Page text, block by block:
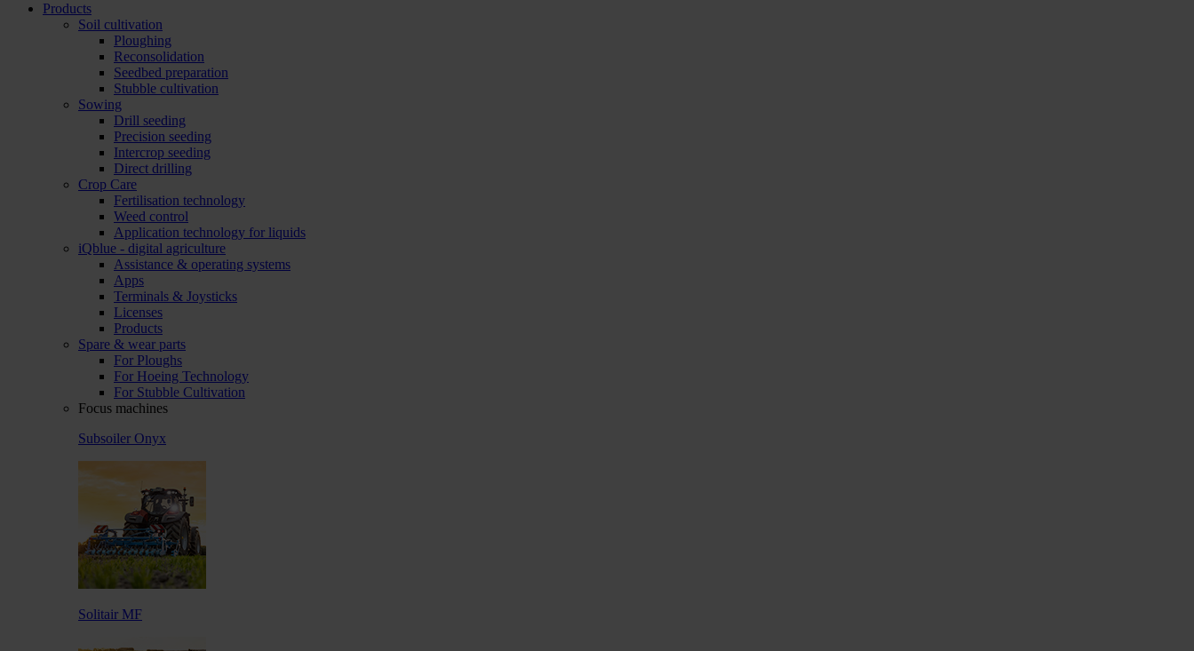
Products
Soil cultivation
Ploughing
Reconsolidation
Seedbed preparation
Stubble cultivation
Sowing
Drill seeding
Precision seeding
Intercrop seeding
Direct drilling
Crop Care
Fertilisation technology
Weed control
Application technology for liquids
iQblue - digital agriculture
Assistance & operating systems
Apps
Terminals & Joysticks
Licenses
Products
Spare & wear parts
For Ploughs
For Hoeing Technology
For Stubble Cultivation
Focus machines
Subsoiler Onyx
Solitair MF